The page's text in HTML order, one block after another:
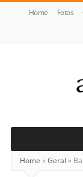
Home Fotos
Notícias
Home »Geral »